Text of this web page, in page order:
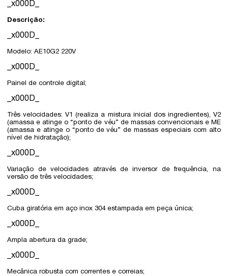
_x000D_
Descrição:
_x000D_
Modelo: AE10G2 220V
_x000D_
Painel de controle digital;
_x000D_
Três velocidades: V1 (realiza a mistura inicial dos ingredientes), V2
(amassa e atinge o “ponto de véu” de massas convencionais e ME
(amassa e atinge o “ponto de véu” de massas especiais com alto
nível de hidratação);
_x000D_
Variação de velocidades através de inversor de frequência, na
versão de três velocidades;
_x000D_
Cuba giratória em aço inox 304 estampada em peça única;
_x000D_
Ampla abertura da grade;
_x000D_
Mecânica robusta com correntes e correias;